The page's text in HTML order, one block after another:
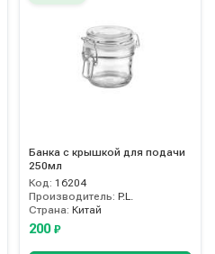
Банка с крышкой для подачи
250мл
Код: 16204
Производитель: P.L.
Страна: Китай
200 ₽